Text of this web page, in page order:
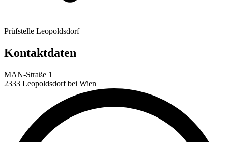
Prüfstelle Leopoldsdorf
Kontaktdaten
MAN-Straße 1
2333 Leopoldsdorf bei Wien